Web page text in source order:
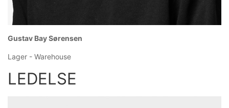
Gustav Bay Sørensen
Lager - Warehouse
LEDELSE